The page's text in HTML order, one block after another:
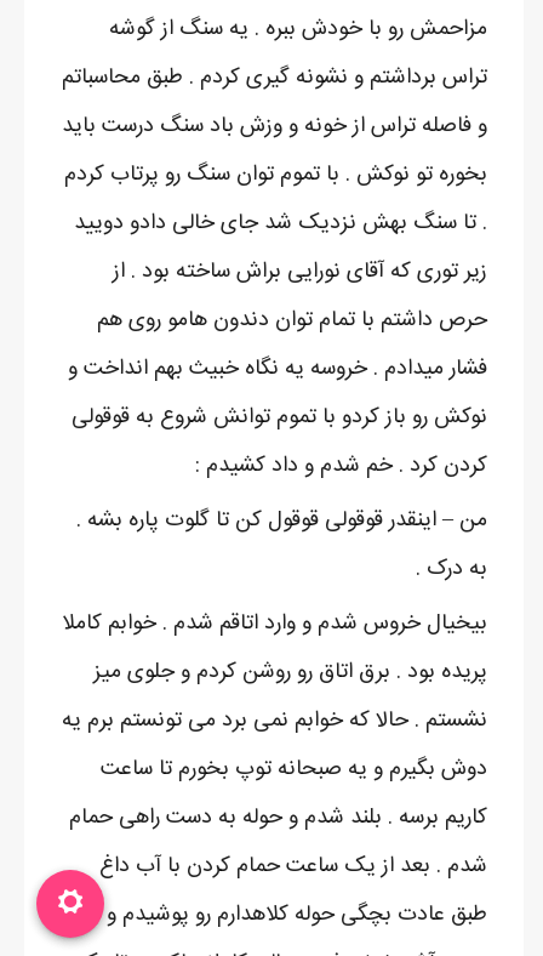
مزاحمش رو با خودش ببره . یه سنگ از گوشه
تراس برداشتم و نشونه گیری کردم . طبق محاسباتم
و فاصله تراس از خونه و وزش باد سنگ درست باید
بخوره تو نوکش . با تموم توان سنگ رو پرتاب کردم
. تا سنگ بهش نزدیک شد جای خالی دادو دویید
زیر توری که آقای نورایی براش ساخته بود . از
حرص داشتم با تمام توان دندون هامو روی هم
فشار میدادم . خروسه یه نگاه خبیث بهم انداخت و
نوکش رو باز کردو با تموم توانش شروع به قوقولی
کردن کرد . خم شدم و داد کشیدم :
من – اینقدر قوقولی قوقول کن تا گلوت پاره بشه .
به درک .
بیخیال خروس شدم و وارد اتاقم شدم . خوابم کاملا
پریده بود . برق اتاق رو روشن کردم و جلوی میز
نشستم . حالا که خوابم نمی برد می تونستم برم یه
دوش بگیرم و یه صبحانه توپ بخورم تا ساعت
کاریم برسه . بلند شدم و حوله به دست راهی حمام
شدم . بعد از یک ساعت حمام کردن با آب داغ
طبق عادت بچگی حوله کلاهدارم رو پوشیدم و به